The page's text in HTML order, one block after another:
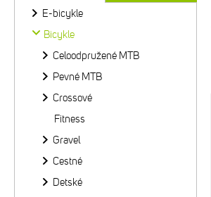
E-bicykle
Bicykle
Celoodpružené MTB
Pevné MTB
Crossové
Fitness
Gravel
Cestné
Detské